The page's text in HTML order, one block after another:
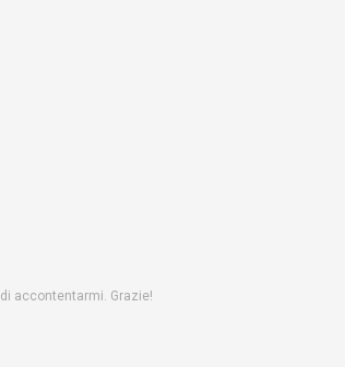
accontentarmi. Grazie!